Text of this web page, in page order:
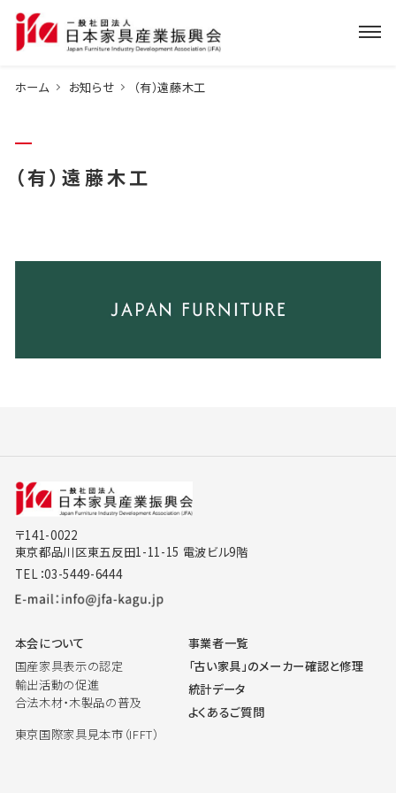
ホーム お知らせ （有）遠藤木工
（有）遠藤木工
〒141-0022
東京都品川区東五反田1-11-15 電波ビル9階
TEL：03-5449-6444
本会について
国産家具表示の認定
輸出活動の促進
合法木材・木製品の普及
東京国際家具見本市（IFFT）
事業者一覧
「古い家具」のメーカー確認と修理
統計データ
よくあるご質問